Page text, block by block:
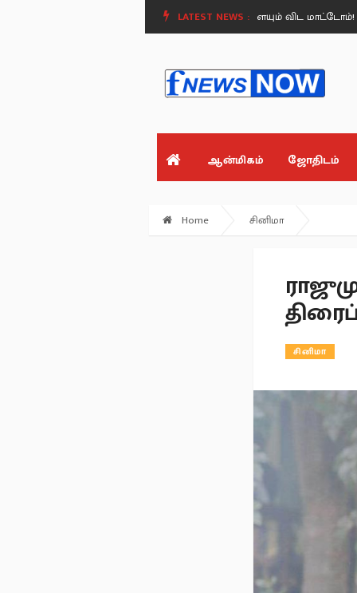
LATEST NEWS :
பணத்தை தொட மாட்டோம்.. தொட்டவர்களையும் விட மாட்டோம்! -. இனி
ஆன்மிகம் ஜோதிடம்
Home சினிமா
சினிமா